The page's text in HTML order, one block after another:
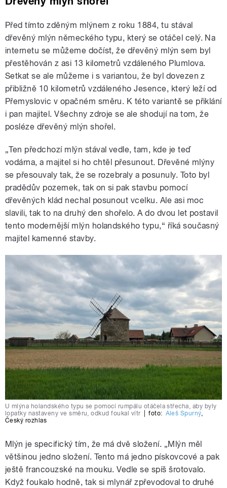
Před tímto zděným mlýnem z roku 1884, tu stával
dřevěný mlýn německého typu, který se otáčel celý. Na
internetu se můžeme dočíst, že dřevěný mlýn sem byl
přestěhován z asi 13 kilometrů vzdáleného Plumlova.
Setkat se ale můžeme i s variantou, že byl dovezen z
přibližně 10 kilometrů vzdáleného Jesence, který leží od
Přemyslovic v opačném směru. K této variantě se přiklání
i pan majitel. Všechny zdroje se ale shodují na tom, že
posléze dřevěný mlýn shořel.
„Ten předchozí mlýn stával vedle, tam, kde je teď
vodárna, a majitel si ho chtěl přesunout. Dřevěné mlýny
se přesouvaly tak, že se rozebraly a posunuly. Toto byl
pradědův pozemek, tak on si pak stavbu pomocí
dřevěných klád nechal posunout vcelku. Ale asi moc
slavili, tak to na druhý den shořelo. A do dvou let postavil
tento modernější mlýn holandského typu,“ říká současný
majitel kamenné stavby.
U mlýna holandského typu se pomocí rumpálu otáčela střecha, aby byly
lopatky nastaveny ve směru, odkud foukal vítr
foto: Aleš Spurný,
Český rozhlas
Mlýn je specifický tím, že má dvě složení. „Mlýn měl
většinou jedno složení. Tento má jedno pískovcové a pak
ještě francouzské na mouku. Vedle se spíš šrotovalo.
Když foukalo hodně, tak si mlynář zpřevodoval to druhé